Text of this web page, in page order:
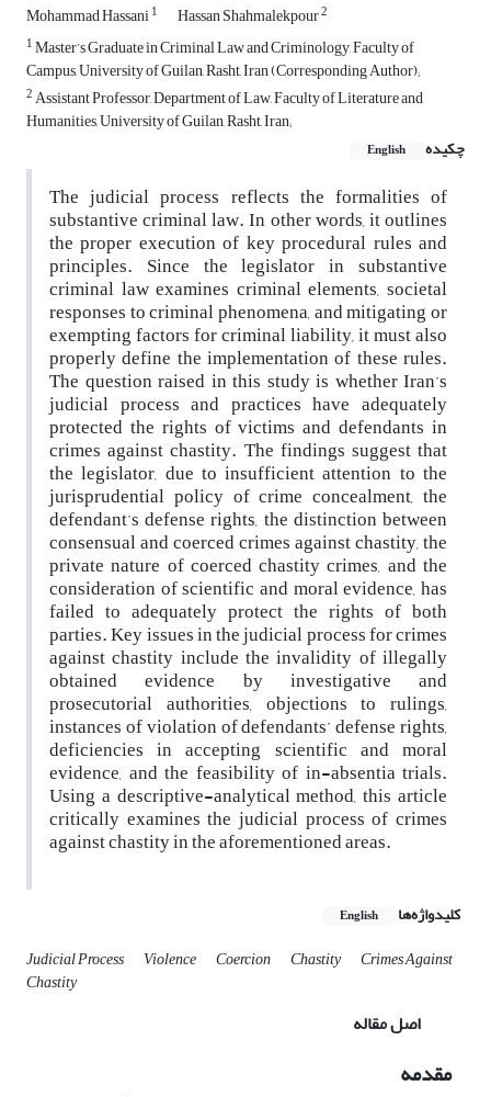
Mohammad Hassani1 Hassan Shahmalekpour2
1Master’s Graduate in Criminal Law and Criminology, Faculty of
Campus, University of Guilan, Rasht, Iran (Corresponding Author);
2Assistant Professor, Department of Law, Faculty of Literature and
Humanities, University of Guilan, Rasht, Iran;
چکیده
English
The judicial process reflects the formalities of
substantive criminal law. In other words, it outlines
the proper execution of key procedural rules and
principles. Since the legislator in substantive
criminal law examines criminal elements, societal
responses to criminal phenomena, and mitigating or
exempting factors for criminal liability, it must also
properly define the implementation of these rules.
The question raised in this study is whether Iran’s
judicial process and practices have adequately
protected the rights of victims and defendants in
crimes against chastity. The findings suggest that
the legislator, due to insufficient attention to the
jurisprudential policy of crime concealment, the
defendant’s defense rights, the distinction between
consensual and coerced crimes against chastity, the
private nature of coerced chastity crimes, and the
consideration of scientific and moral evidence, has
failed to adequately protect the rights of both
parties. Key issues in the judicial process for crimes
against chastity include the invalidity of illegally
obtained evidence by investigative and
prosecutorial authorities, objections to rulings,
instances of violation of defendants’ defense rights,
deficiencies in accepting scientific and moral
evidence, and the feasibility of in-absentia trials.
Using a descriptive-analytical method, this article
critically examines the judicial process of crimes
against chastity in the aforementioned areas.
کلیدواژه‌ها English
Judicial Process Violence Coercion Chastity Crimes Against
Chastity
اصل مقاله
مقدمه